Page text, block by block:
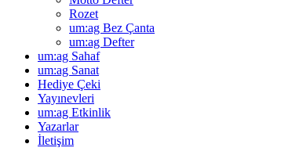
Rozet
um:ag Bez Çanta
um:ag Defter
um:ag Sahaf
um:ag Sanat
Hediye Çeki
Yayınevleri
um:ag Etkinlik
Yazarlar
İletişim